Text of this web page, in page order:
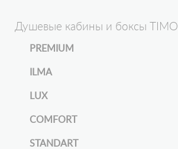
Душевые кабины и боксы TIMO
PREMIUM
ILMA
LUX
COMFORT
STANDART